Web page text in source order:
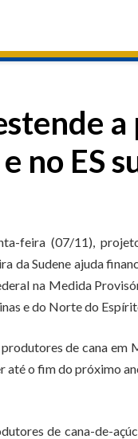
no ES
feira (07/11),
da Sudene ajuda
na Medida
e do Norte do
de cana em
até o fim do próximo
de cana-de-